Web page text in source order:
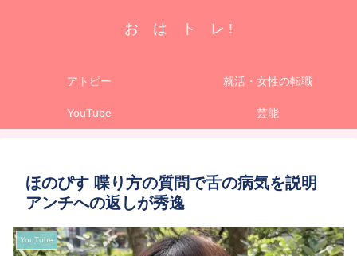
お は ト レ !
アトピー 就活・女性の転職
YouTube 芸能
ほのぴす 喋り方の質問で舌の病気を説明
アンチへの返しが秀逸
YouTube